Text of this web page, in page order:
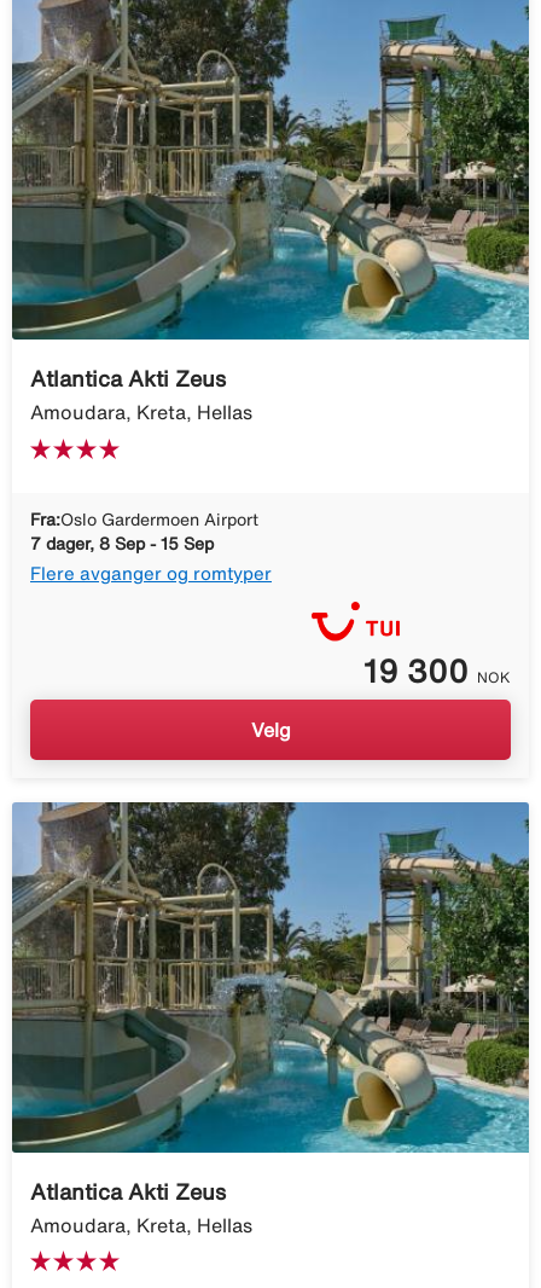
Atlantica Akti Zeus
Amoudara, Kreta, Hellas
Fra:Oslo Gardermoen Airport
7 dager, 8 Sep - 15 Sep
Flere avganger og romtyper
19 300 NOK
Velg
Atlantica Akti Zeus
Amoudara, Kreta, Hellas